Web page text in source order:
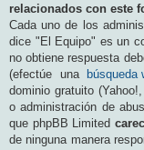
relacionados con este
Cada uno de los
dice "El Equipo" es un
no obtiene respuesta
(efectúe una
búsqueda
dominio gratuito
o administración de
que phpBB Limited
de ninguna manera